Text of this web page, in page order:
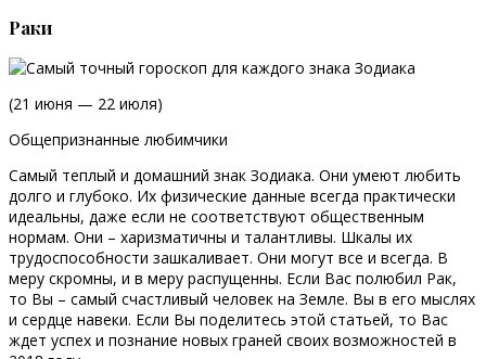
Раки
(21 июня — 22 июля)
Общепризнанные любимчики
Самый теплый и домашний знак Зодиака. Они умеют любить
долго и глубоко. Их физические данные всегда практически
идеальны, даже если не соответствуют общественным
нормам. Они – харизматичны и талантливы. Шкалы их
трудоспособности зашкаливает. Они могут все и всегда. В
меру скромны, и в меру распущенны. Если Вас полюбил Рак,
то Вы – самый счастливый человек на Земле. Вы в его мыслях
и сердце навеки. Если Вы поделитесь этой статьей, то Вас
ждет успех и познание новых граней своих возможностей в